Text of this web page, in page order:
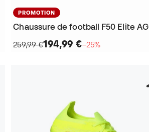
PROMOTION
Chaussure de football F50 Elite AG
259,99 €194,99 €−25%